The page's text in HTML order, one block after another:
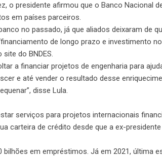
o presidente afirmou que o Banco Nacional
em países parceiros.
no passado, já que aliados deixaram de
de longo prazo e investimento
do BNDES.
a financiar projetos de engenharia para
e até vender o resultado desse
disse Lula.
serviços para projetos internacionais
carteira de crédito desde que a ex-
em empréstimos. Já em 2021, última